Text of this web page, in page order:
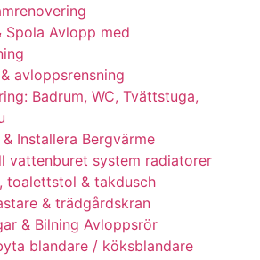
Spola Avlopp med
avloppsrensning
Badrum, WC, Tvättstuga,
Installera Bergvärme
vattenburet system radiatorer
toalettstol & takdusch
& trädgårdskran
& Bilning Avloppsrör
blandare / köksblandare